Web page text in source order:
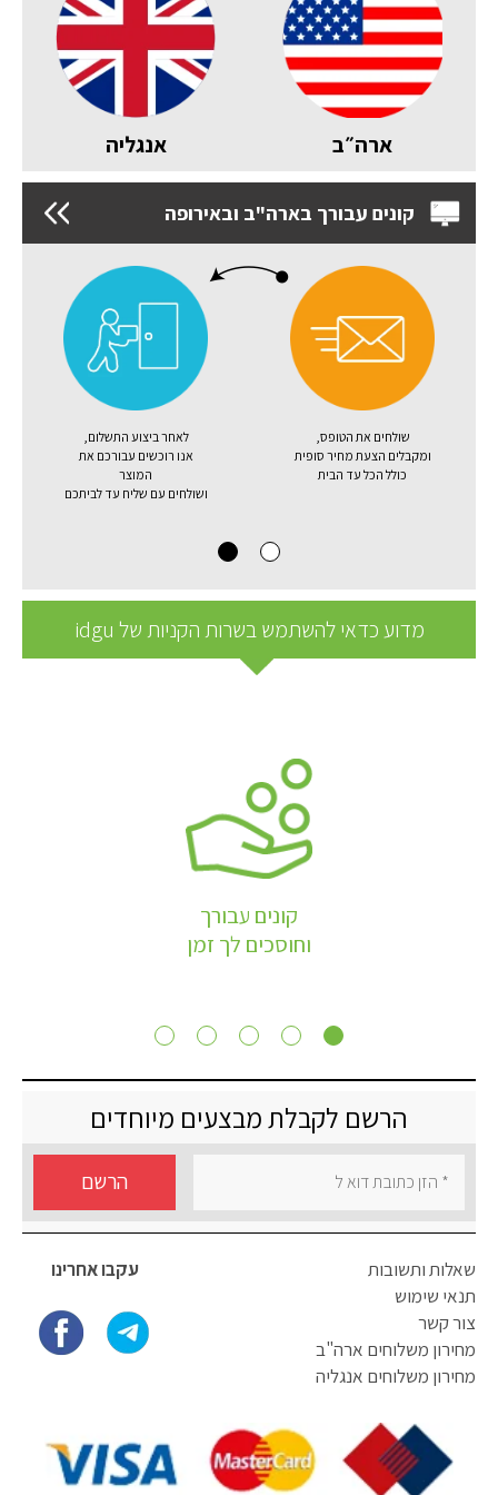
ארה״ב אנגליה
קונים עבורך בארה"ב ובאירופה
שולחים את הטופס,
ומקבלים הצעת מחיר סופית
כולל הכל עד הבית
לאחר ביצוע התשלום,
אנו רוכשים עבורכם את
המוצר
ושולחים עם שליח עד לביתכם
מדוע כדאי להשתמש בשרות הקניות של idgu
קונים עבורך
וחוסכים לך זמן
הרשם לקבלת מבצעים מיוחדים
הרשם
עקבו אחרינו
שאלות ותשובות
תנאי שימוש
צור קשר
מחירון משלוחים ארה"ב
מחירון משלוחים אנגליה